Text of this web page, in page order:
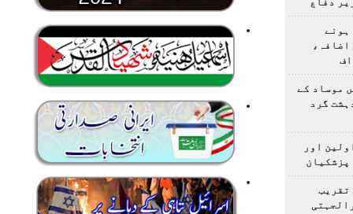
دفاع
ہونے
اضافہ،
موساد کے
4 مسلح دہشت گرد
اور
پزشکیان
تقریب